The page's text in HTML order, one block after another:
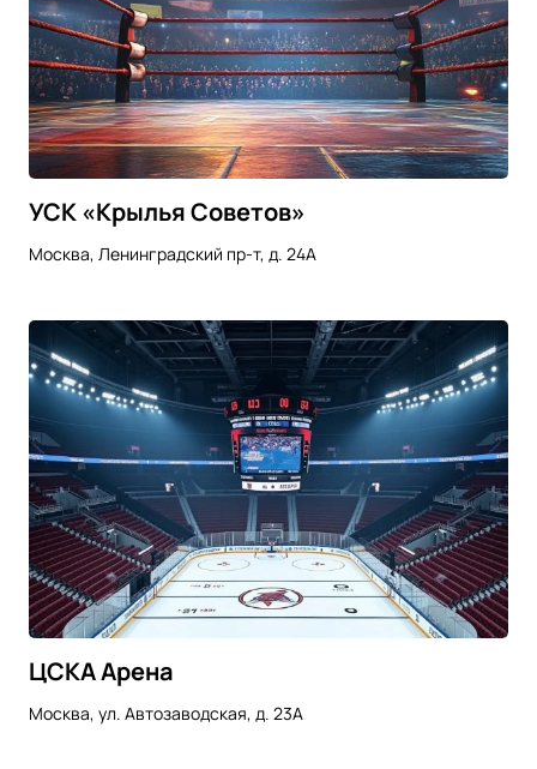
УСК «Крылья Советов»
Москва, Ленинградский пр-т, д. 24А
ЦСКА Арена
Москва, ул. Автозаводская, д. 23А